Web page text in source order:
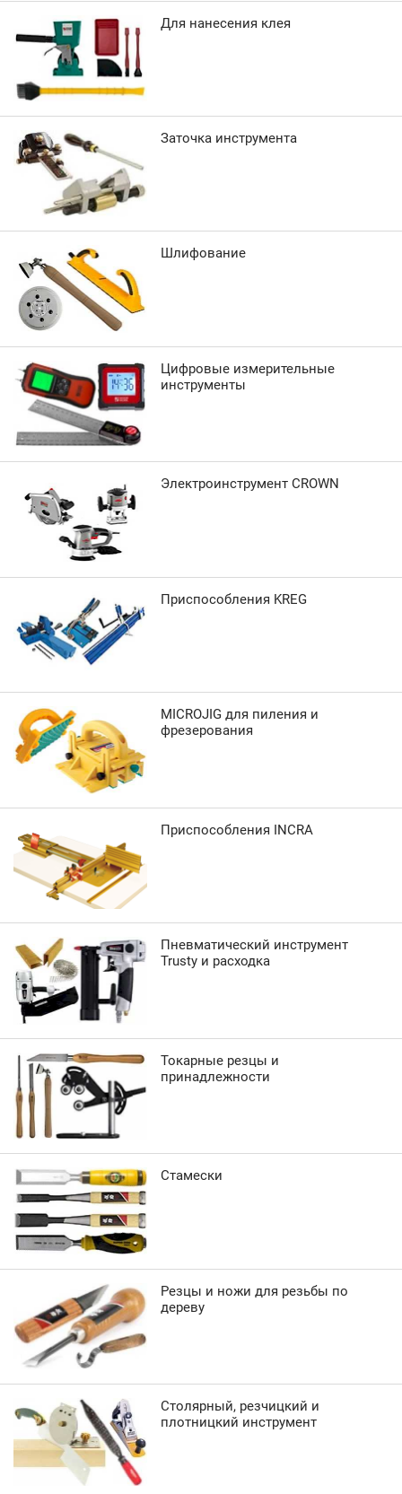
Для нанесения клея
Заточка инструмента
Шлифование
Цифровые измерительные
инструменты
Электроинструмент CROWN
Приспособления KREG
MICROJIG для пиления и
фрезерования
Приспособления INCRA
Пневматический инструмент
Trusty и расходка
Токарные резцы и
принадлежности
Стамески
Резцы и ножи для резьбы по
дереву
Столярный, резчицкий и
плотницкий инструмент